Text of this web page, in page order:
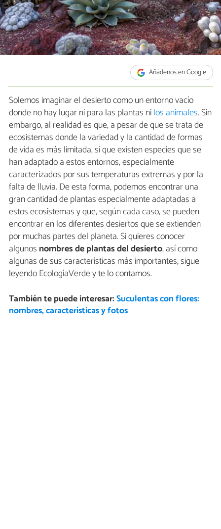
Añádenos en Google
Solemos imaginar el desierto como un entorno vacío
donde no hay lugar ni para las plantas nilos animales. Sin
embargo, al realidad es que, a pesar de que se trata de
ecosistemas donde la variedad y la cantidad de formas
de vida es más limitada, sí que existen especies que se
han adaptado a estos entornos, especialmente
caracterizados por sus temperaturas extremas y por la
falta de lluvia. De esta forma, podemos encontrar una
gran cantidad de plantas especialmente adaptadas a
estos ecosistemas y que, según cada caso, se pueden
encontrar en los diferentes desiertos que se extienden
por muchas partes del planeta. Si quieres conocer
algunos nombres de plantas del desierto, así como
algunas de sus características más importantes, sigue
leyendo EcologíaVerde y te lo contamos.
También te puede interesar:Suculentas con flores:
nombres, características y fotos